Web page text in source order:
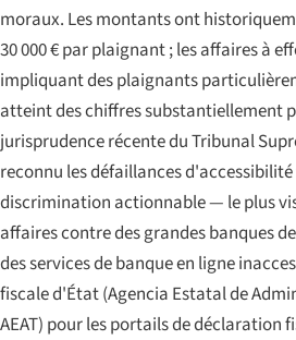
moraux. Les montants ont
30 000 € par plaignant ; les affaires à
impliquant des plaignants
atteint des chiffres substantiellement
jurisprudence récente du Tribunal
reconnu les défaillances
discrimination actionnable — le plus
affaires contre des grandes banques
des services de banque en ligne
fiscale d'État (Agencia Estatal de
AEAT) pour les portails de déclaration